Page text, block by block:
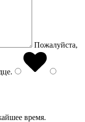
Пожалуйста,
.
время.